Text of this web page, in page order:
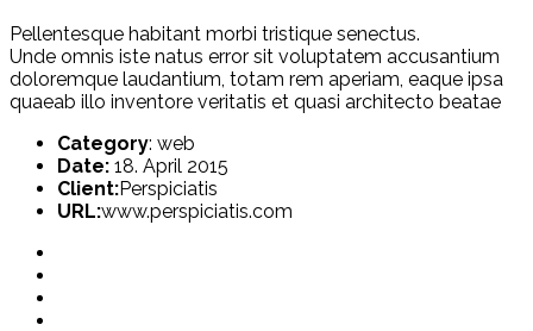
Pellentesque habitant morbi tristique senectus.
Unde omnis iste natus error sit voluptatem accusantium
doloremque laudantium, totam rem aperiam, eaque ipsa
quaeab illo inventore veritatis et quasi architecto beatae
Category: web
Date: 18. April 2015
Client:Perspiciatis
URL:www.perspiciatis.com